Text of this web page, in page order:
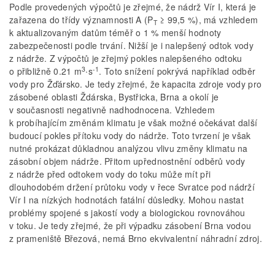
Podle provedených výpočtů je zřejmé, že nádrž Vír I, která je
zařazena do třídy významnosti A (PT≥ 99,5 %), má vzhledem
k aktualizovaným datům téměř o 1 % menší hodnoty
zabezpečenosti podle trvání. Nižší je i nalepšený odtok vody
z nádrže. Z výpočtů je zřejmý pokles nalepšeného odtoku
o přibližně 0.21 m3∙s-1 . Toto snížení pokrývá například odběr
vody pro Žďársko. Je tedy zřejmé, že kapacita zdroje vody pro
zásobené oblasti Ždárska, Bystřicka, Brna a okolí je
v současnosti negativně nadhodnocena. Vzhledem
k probíhajícím změnám klimatu je však možné očekávat další
budoucí pokles přítoku vody do nádrže. Toto tvrzení je však
nutné prokázat důkladnou analýzou vlivu změny klimatu na
zásobní objem nádrže. Přitom upřednostnění odběrů vody
z nádrže před odtokem vody do toku může mít při
dlouhodobém držení průtoku vody v řece Svratce pod nádrží
Vír I na nízkých hodnotách fatální důsledky. Mohou nastat
problémy spojené s jakostí vody a biologickou rovnováhou
v toku. Je tedy zřejmé, že při výpadku zásobení Brna vodou
z prameniště Březová, nemá Brno ekvivalentní náhradní zdroj.